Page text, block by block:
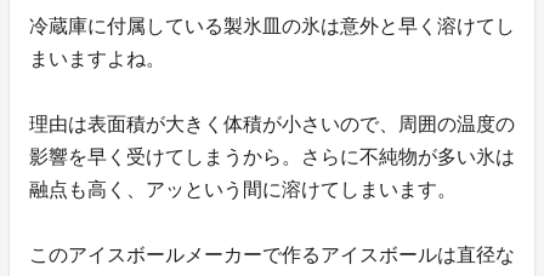
冷蔵庫に付属している製氷皿の氷は意外と早く溶けてし
まいますよね。
理由は表面積が大きく体積が小さいので、周囲の温度の
影響を早く受けてしまうから。さらに不純物が多い氷は
融点も高く、アッという間に溶けてしまいます。
このアイスボールメーカーで作るアイスボールは直径な